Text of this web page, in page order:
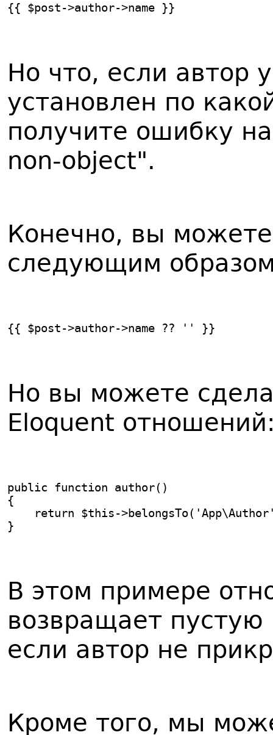
{{ $post->author->name }}
Но что, если автор
установлен по
получите ошибку
non-object".
Конечно, вы
следующим
{{ $post->author->name ?? '' }}
Но вы можете
Eloquent
public function author()
{
return $this-
}
В этом примере
возвращает
если автор не
Кроме того, мы